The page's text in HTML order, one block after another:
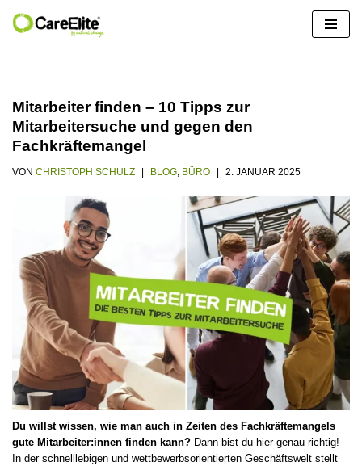
Mitarbeiter finden – 10 Tipps zur
Mitarbeitersuche und gegen den
Fachkräftemangel
VON CHRISTOPH SCHULZ BLOG BÜRO 2. JANUAR 2025
Du willst wissen, wie man auch in Zeiten des Fachkräftemangels
gute Mitarbeiter:innen finden kann? Dann bist du hier genau richtig!
In der schnelllebigen und wettbewerbsorientierten Geschäftswelt stellt